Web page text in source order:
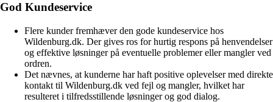
God Kundeservice
Flere kunder fremhæver den gode kundeservice hos
Wildenburg.dk. Der gives ros for hurtig respons på henvendelser
og effektive løsninger på eventuelle problemer eller mangler ved
ordren.
Det nævnes, at kunderne har haft positive oplevelser med direkte
kontakt til Wildenburg.dk ved fejl og mangler, hvilket har
resulteret i tilfredsstillende løsninger og god dialog.